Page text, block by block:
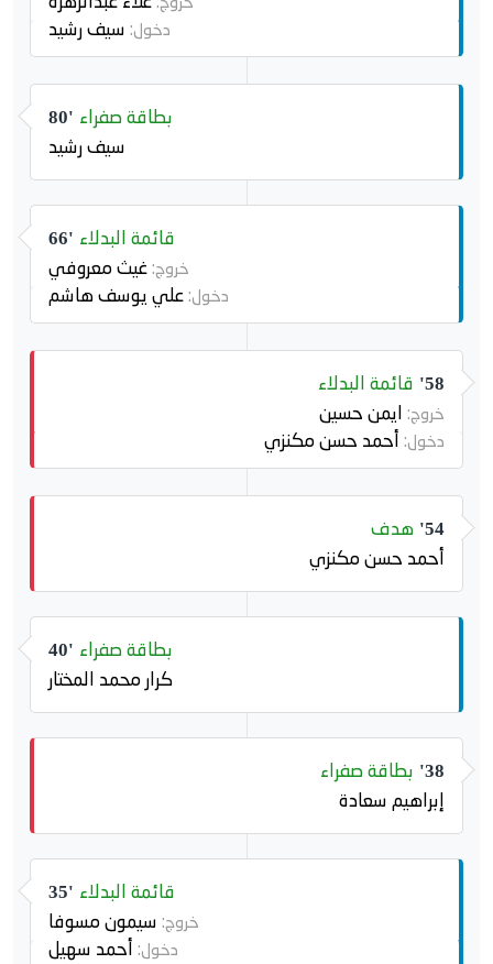
دخول: سيف رشيد
80' بطاقة صفراء
سيف رشيد
66' قائمة البدلاء
خروج:غيث معروفي
دخول:علي يوسف هاشم
58' قائمة البدلاء
خروج: ايمن حسين
دخول: أحمد حسن مكنزي
54' هدف
أحمد حسن مكنزي
40' بطاقة صفراء
كرار محمد المختار
38' بطاقة صفراء
إبراهيم سعادة
35' قائمة البدلاء
خروج: سيمون مسوفا
دخول: أحمد سهيل